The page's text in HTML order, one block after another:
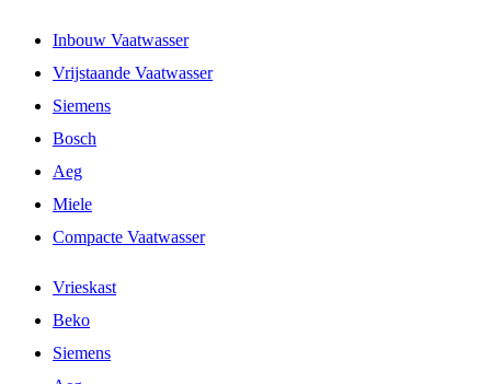
Inbouw Vaatwasser
Vrijstaande Vaatwasser
Siemens
Bosch
Aeg
Miele
Compacte Vaatwasser
Vrieskast
Beko
Siemens